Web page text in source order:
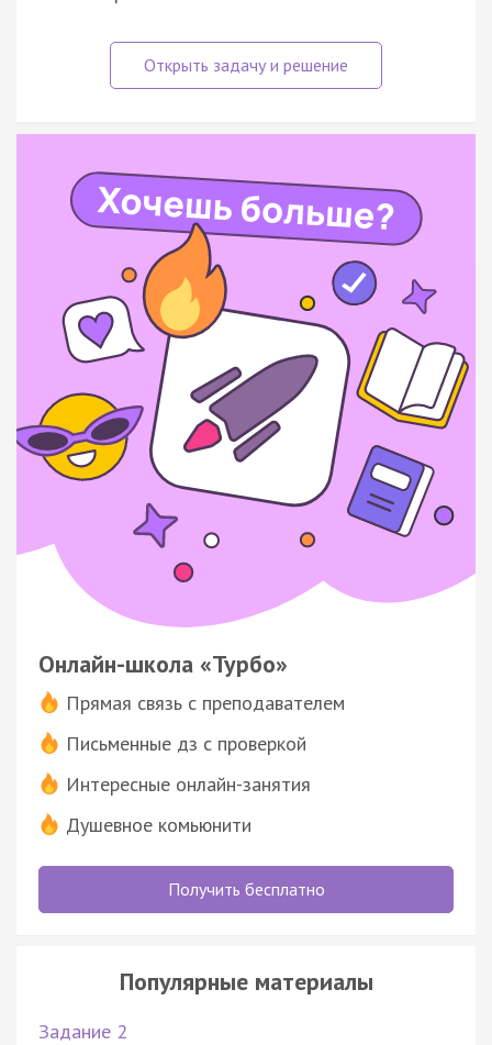
Онлайн-школа «Турбо»
Прямая связь с преподавателем
Письменные дз с проверкой
Интересные онлайн-занятия
Душевное комьюнити
Получить бесплатно
Популярные материалы
Задание 2